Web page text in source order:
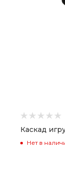
Каскад
Нет в